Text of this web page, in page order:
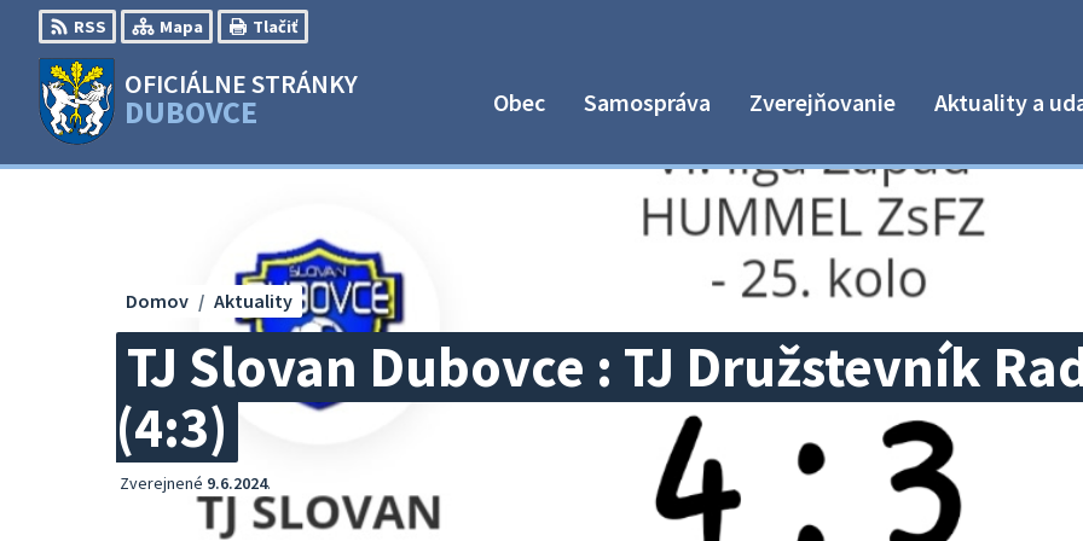
Preskočiť
na
obsah
RSS Mapa Tlačiť
OFICIÁLNE STRÁNKY
DUBOVCE Obec Samospráva Zverejňovanie Aktuality a
TJ Slovan Dubovce : TJ Družstevník
(4:3)
Domov Aktuality
Zverejnené 9.6.2024.